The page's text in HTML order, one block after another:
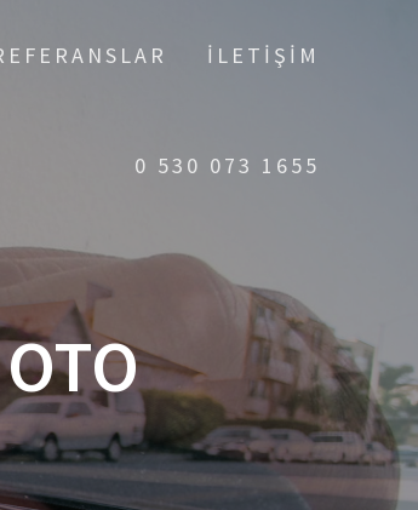
İLETIŞIM
0 530 073 1655